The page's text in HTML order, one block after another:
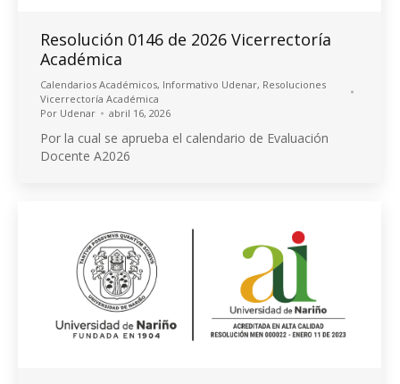
Resolución 0146 de 2026 Vicerrectoría
Académica
Calendarios Académicos, Informativo Udenar, Resoluciones
Vicerrectoría Académica
Por Udenar abril 16, 2026
Por la cual se aprueba el calendario de Evaluación
Docente A2026